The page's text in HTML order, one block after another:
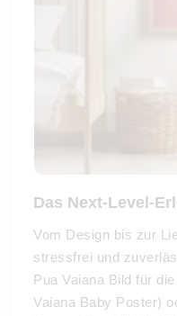
Das Next-Level-
Vom Design bis zur
stressfrei und
Pua Vaiana Bild für
Vaiana Baby Poster)